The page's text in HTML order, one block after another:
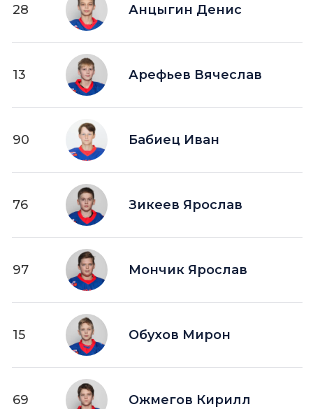
28 Анцыгин Денис
13 Арефьев Вячеслав
90 Бабиец Иван
76 Зикеев Ярослав
97 Мончик Ярослав
15 Обухов Мирон
69 Ожмегов Кирилл